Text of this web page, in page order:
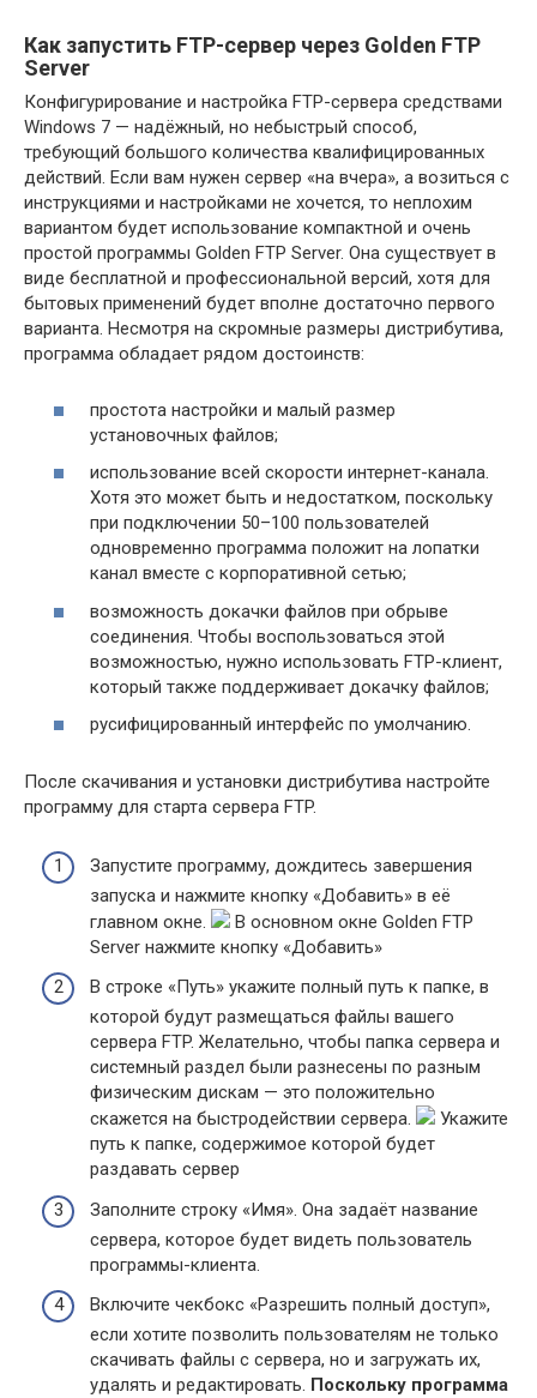
Как запустить FTP-сервер через Golden FTP
Server
Конфигурирование и настройка FTP-сервера средствами
Windows 7 — надёжный, но небыстрый способ,
требующий большого количества квалифицированных
действий. Если вам нужен сервер «на вчера», а возиться с
инструкциями и настройками не хочется, то неплохим
вариантом будет использование компактной и очень
простой программы Golden FTP Server. Она существует в
виде бесплатной и профессиональной версий, хотя для
бытовых применений будет вполне достаточно первого
варианта. Несмотря на скромные размеры дистрибутива,
программа обладает рядом достоинств:
простота настройки и малый размер
установочных файлов;
использование всей скорости интернет-канала.
Хотя это может быть и недостатком, поскольку
при подключении 50–100 пользователей
одновременно программа положит на лопатки
канал вместе с корпоративной сетью;
возможность докачки файлов при обрыве
соединения. Чтобы воспользоваться этой
возможностью, нужно использовать FTP-клиент,
который также поддерживает докачку файлов;
русифицированный интерфейс по умолчанию.
После скачивания и установки дистрибутива настройте
программу для старта сервера FTP.
Запустите программу, дождитесь завершения
запуска и нажмите кнопку «Добавить» в её
главном окне.
В основном окне Golden FTP
Server нажмите кнопку «Добавить»
В строке «Путь» укажите полный путь к папке, в
которой будут размещаться файлы вашего
сервера FTP. Желательно, чтобы папка сервера и
системный раздел были разнесены по разным
физическим дискам — это положительно
скажется на быстродействии сервера.
Укажите
путь к папке, содержимое которой будет
раздавать сервер
Заполните строку «Имя». Она задаёт название
сервера, которое будет видеть пользователь
программы-клиента.
Включите чекбокс «Разрешить полный доступ»,
если хотите позволить пользователям не только
скачивать файлы с сервера, но и загружать их,
удалять и редактировать. Поскольку программа